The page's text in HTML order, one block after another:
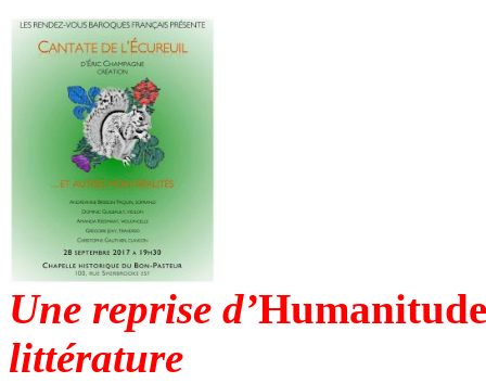
Une reprise d’
littérature